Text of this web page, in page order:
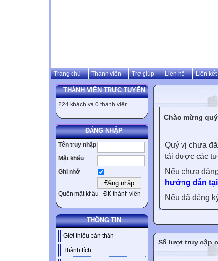
Trang chủ Thành viên Trợ giúp Liên hệ Liên kết
THÀNH VIÊN TRỰC TUYẾN
224 khách và 0 thành viên
ĐĂNG NHẬP
Tên truy nhập
Mật khẩu
Ghi nhớ
Quên mật khẩu ĐK thành viên
THÔNG TIN
Giới thiệu bản thân
Thành tích
Chào mừng
Quý vị chưa
tải được các
Nếu chưa
hướng dẫn
Nếu đã đăng
Số lượt truy cập